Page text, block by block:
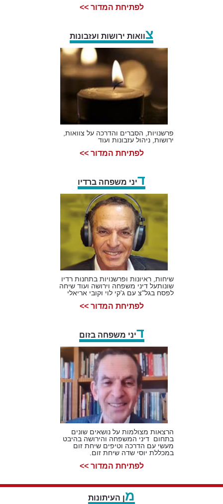
לפתיחת המדור >>
צוואות ירושות ועזבונות
פרשנויות, הסברים והדרכה על צוואות,
ירושות, ניהול עזבונות ועוד
לפתיחת המדור >>
דיני משפחה ברדיו
שיחות, ראיונות ופרשנויות בתחנות רדיו
שונותעל דיני משפחה וירושה ועוד שיחה
לפסח בגל"צ עם ג'קי לוי וקובי אריאלי
לפתיחת המדור >>
דיני משפחה בזום
הרצאות מצולמות על נושאים שונים
בתחום דיני המשפחה והירושה בהיבט
מעשי עם הדרכה וטיפים שיחת זום
במכללת יוסי שדה שיחת זום.
לפתיחת המדור >>
מן העיתונות